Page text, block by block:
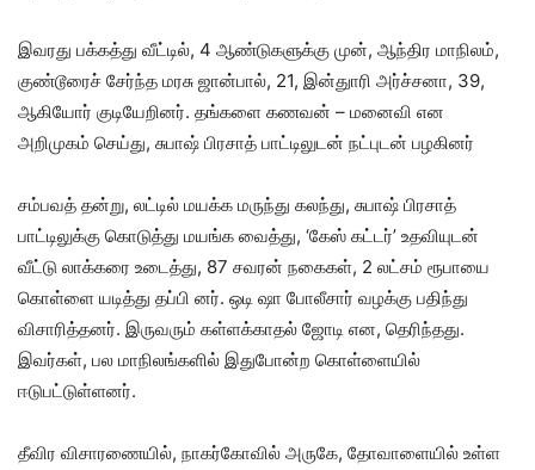
இவரது பக்கத்து வீட்டில், 4 ஆண்டுகளுக்கு முன், ஆந்திர மாநிலம்,
குண்டூரைச் சேர்ந்த மரசு ஜான்பால், 21, இன்துாரி அர்ச்சனா, 39,
ஆகியோர் குடியேறினர். தங்களை கணவன் – மனைவி என
அறிமுகம் செய்து, சுபாஷ் பிரசாத் பாட்டிலுடன் நட்புடன் பழகினர்
சம்பவத் தன்று, லட்டில் மயக்க மருந்து கலந்து, சுபாஷ் பிரசாத்
பாட்டிலுக்கு கொடுத்து மயங்க வைத்து, ‘கேஸ் கட்டர்’ உதவியுடன்
வீட்டு லாக்கரை உடைத்து, 87 சவரன் நகைகள், 2 லட்சம் ரூபாயை
கொள்ளை யடித்து தப்பி னர். ஒடி ஷா போலீசார் வழக்கு பதிந்து
விசாரித்தனர். இருவரும் கள்ளக்காதல் ஜோடி என, தெரிந்தது.
இவர்கள், பல மாநிலங்களில் இதுபோன்ற கொள்ளையில்
ஈடுபட்டுள்ளனர்.
தீவிர விசாரணையில், நாகர்கோவில் அருகே, தோவாளையில் உள்ள